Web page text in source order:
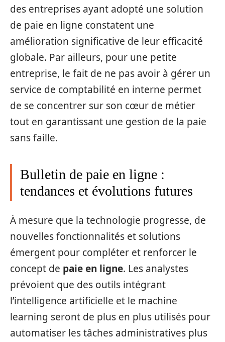
des entreprises ayant adopté une solution
de paie en ligne constatent une
amélioration significative de leur efficacité
globale. Par ailleurs, pour une petite
entreprise, le fait de ne pas avoir à gérer un
service de comptabilité en interne permet
de se concentrer sur son cœur de métier
tout en garantissant une gestion de la paie
sans faille.
Bulletin de paie en ligne :
tendances et évolutions futures
À mesure que la technologie progresse, de
nouvelles fonctionnalités et solutions
émergent pour compléter et renforcer le
concept de paie en ligne. Les analystes
prévoient que des outils intégrant
l’intelligence artificielle et le machine
learning seront de plus en plus utilisés pour
automatiser les tâches administratives plus